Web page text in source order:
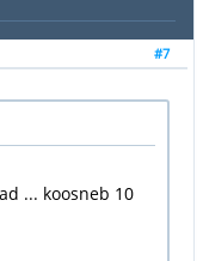
#7
... koosneb 10